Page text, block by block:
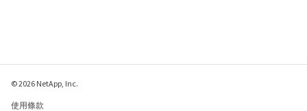
© 2026 NetApp, Inc.
使用條款